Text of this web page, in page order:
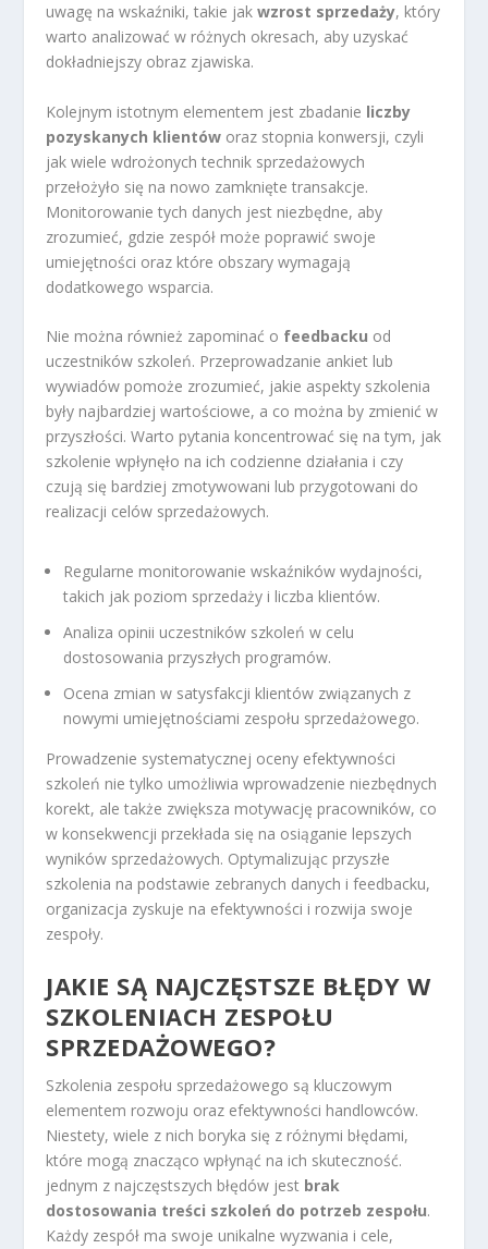
uwagę na wskaźniki, takie jakwzrost sprzedaży, który
warto analizować w różnych okresach, aby uzyskać
dokładniejszy obraz zjawiska.
Kolejnym istotnym elementem jest zbadanie liczby
pozyskanych klientów oraz stopnia konwersji, czyli
jak wiele wdrożonych technik sprzedażowych
przełożyło się na nowo zamknięte transakcje.
Monitorowanie tych danych jest niezbędne, aby
zrozumieć, gdzie zespół może poprawić swoje
umiejętności oraz które obszary wymagają
dodatkowego wsparcia.
Nie można również zapominać o feedbacku od
uczestników szkoleń. Przeprowadzanie ankiet lub
wywiadów pomoże zrozumieć, jakie aspekty szkolenia
były najbardziej wartościowe, a co można by zmienić w
przyszłości. Warto pytania koncentrować się na tym, jak
szkolenie wpłynęło na ich codzienne działania i czy
czują się bardziej zmotywowani lub przygotowani do
realizacji celów sprzedażowych.
Regularne monitorowanie wskaźników wydajności,
takich jak poziom sprzedaży i liczba klientów.
Analiza opinii uczestników szkoleń w celu
dostosowania przyszłych programów.
Ocena zmian w satysfakcji klientów związanych z
nowymi umiejętnościami zespołu sprzedażowego.
Prowadzenie systematycznej oceny efektywności
szkoleń nie tylko umożliwia wprowadzenie niezbędnych
korekt, ale także zwiększa motywację pracowników, co
w konsekwencji przekłada się na osiąganie lepszych
wyników sprzedażowych. Optymalizując przyszłe
szkolenia na podstawie zebranych danych i feedbacku,
organizacja zyskuje na efektywności i rozwija swoje
zespoły.
JAKIE SĄ NAJCZĘSTSZE BŁĘDY W
SZKOLENIACH ZESPOŁU
SPRZEDAŻOWEGO?
Szkolenia zespołu sprzedażowego są kluczowym
elementem rozwoju oraz efektywności handlowców.
Niestety, wiele z nich boryka się z różnymi błędami,
które mogą znacząco wpłynąć na ich skuteczność.
jednym z najczęstszych błędów jest brak
dostosowania treści szkoleń do potrzeb zespołu.
Każdy zespół ma swoje unikalne wyzwania i cele,